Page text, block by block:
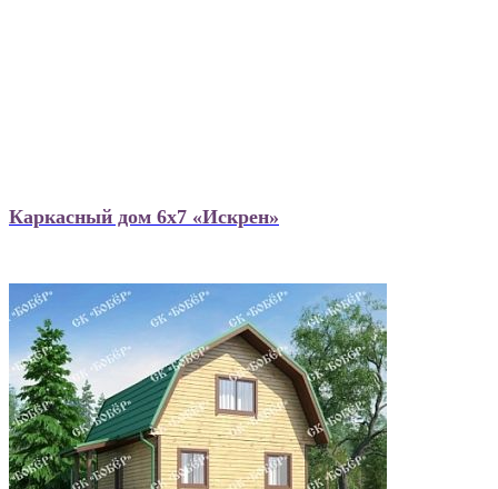
Каркасный дом 6х7 «Искрен»